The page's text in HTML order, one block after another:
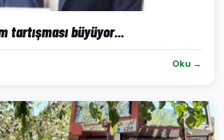
tartışması büyüyor...
Oku →